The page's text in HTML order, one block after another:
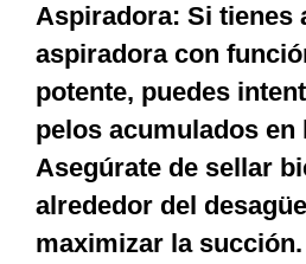
Aspiradora: Si tienes
aspiradora con
potente, puedes
pelos acumulados en
Asegúrate de sellar
alrededor del
maximizar la succión.